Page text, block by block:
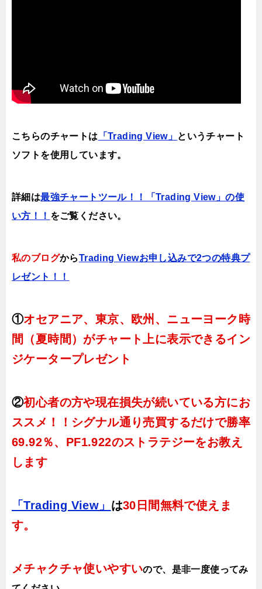
こちらのチャートは 「Trading View」 というチャート
ソフトを使用しています。
詳細は最強チャートツール！！「Trading View」の使
い方！！ をご覧ください。
私のブログからTrading Viewお申し込みで2つの特典プ
レゼント！！
①オセアニア、東京、欧州、ニューヨーク時
間（夏時間）がチャート上に表示できるイン
ジケータープレゼント
②初心者の方や現在損失が続いている方にお
ススメ！！シグナル通り売買するだけで勝率
69.92％、PF1.922のストラテジーをお教え
します
「Trading View」 は30日間無料で使えま
す。
メチャクチャ使いやすいので、 是非一度使ってみ